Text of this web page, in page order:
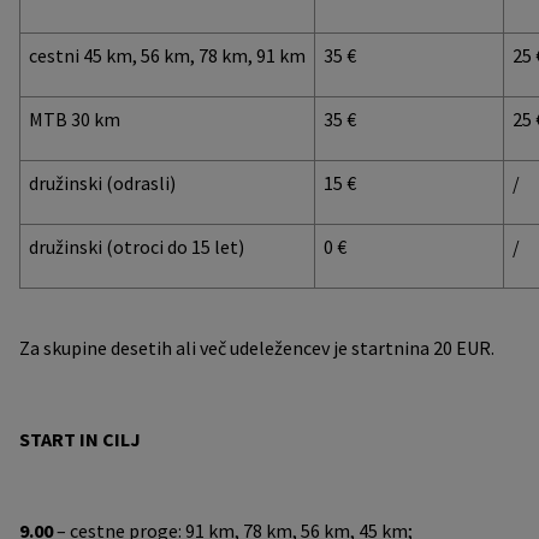
cestni 45 km, 56 km, 78 km, 91 km 35 € 25
MTB 30 km 35 € 25
družinski (odrasli) 15 € /
družinski (otroci do 15 let) 0 € /
Za skupine desetih ali več udeležencev je startnina 20 EUR.
START IN CILJ
9.00– cestne proge: 91 km, 78 km, 56 km, 45 km;